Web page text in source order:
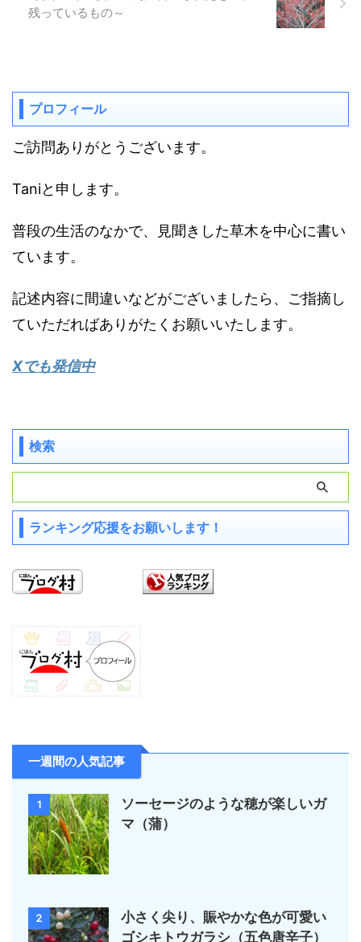
残っているもの～
プロフィール
ご訪問ありがとうございます。
Taniと申します。
普段の生活のなかで、見聞きした草木を中心に書い
ています。
記述内容に間違いなどがございましたら、ご指摘し
ていただればありがたくお願いいたします。
Xでも発信中
検索
ランキング応援をお願いします！
一週間の人気記事
1
ソーセージのような穂が楽しいガ
マ（蒲）
2
小さく尖り、賑やかな色が可愛い
ゴシキトウガラシ（五色唐辛子）